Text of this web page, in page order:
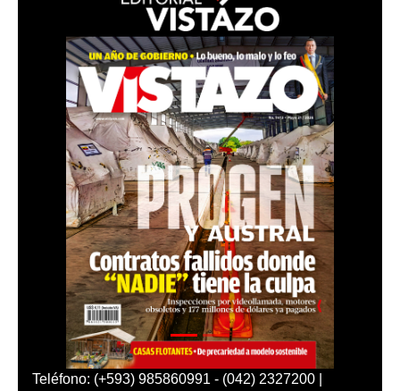
Teléfono: (+593) 985860991 - (042) 2327200 |